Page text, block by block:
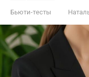
Бьюти-тесты